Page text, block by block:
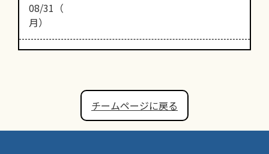
08/31（
月）
チームページに戻る